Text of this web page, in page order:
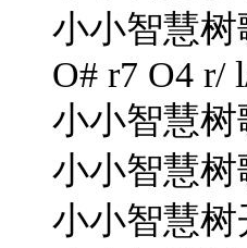
小小智慧树
O# r7 O4 r/
小小智慧树
小小智慧树
小小智慧树